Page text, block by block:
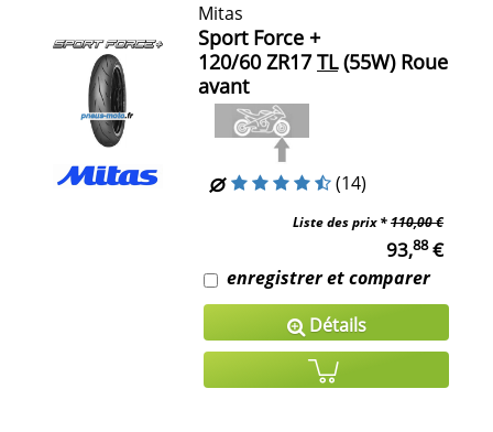
Mitas
Sport Force +
120/60 ZR17 TL(55W) Roue
avant
(14)
Liste des prix *110,00 €
93,88€
enregistrer et comparer
Détails